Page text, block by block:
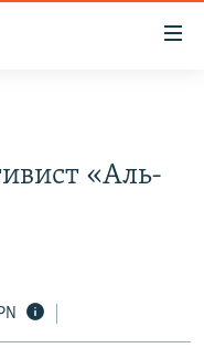
«Аль-